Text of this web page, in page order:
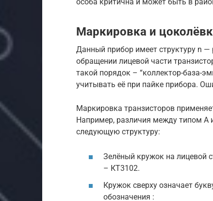
Маркировка и
Данный прибор имеет структуру n
обращении лицевой части
такой порядок – “коллектор-база-
учитывать её при пайке прибора.
Маркировка транзисторов
Например, различия между типом А
следующую структуру:
Зелёный кружок на лицевой
– КТ3102.
Кружок сверху означает
обозначения :